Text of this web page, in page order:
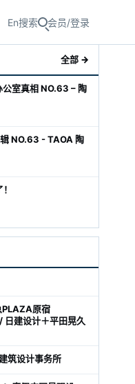
En搜索 会员/登录
全部 →
公室真相 NO.63 – 陶
NO.63 - TAOA 陶
PLAZA原宿
日建设计＋平田晃久
筑设计事务所